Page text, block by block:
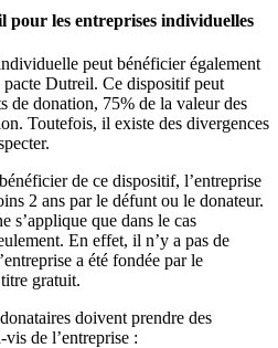
les entreprises individuelles
peut bénéficier également
Dutreil. Ce dispositif peut
de donation, 75% de la valeur des
Toutefois, il existe des divergences
de ce dispositif, l’entreprise
2 ans par le défunt ou le donateur.
s’applique que dans le cas
En effet, il n’y a pas de
a été fondée par le
gratuit.
doivent prendre des
de l’entreprise :